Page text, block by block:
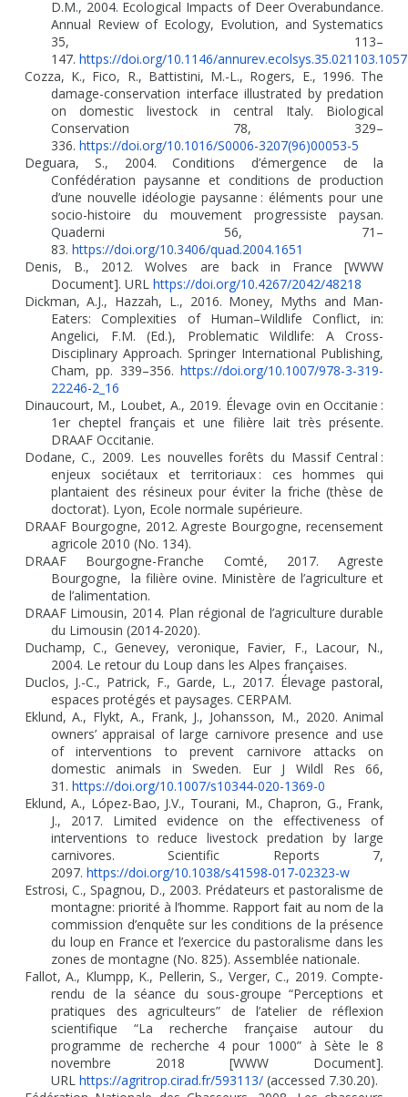
D.M., 2004. Ecological Impacts of Deer Overabundance.
Annual Review of Ecology, Evolution, and Systematics
35, 113–
147. https://doi.org/10.1146/
Cozza, K., Fico, R., Battistini, M.-L., Rogers, E., 1996. The
damage-conservation interface illustrated by predation
on domestic livestock in central Italy. Biological
Conservation 78, 329–
336. https://doi.org/10.1016/S0006-3207(96)00053-5
Deguara, S., 2004. Conditions d’émergence de la
Confédération paysanne et conditions de production
d’une nouvelle idéologie paysanne : éléments pour une
socio-histoire du mouvement progressiste paysan.
Quaderni 56, 71–
83. https://doi.org/10.3406/quad.2004.1651
Denis, B., 2012. Wolves are back in France [WWW
Document]. URL https://doi.org/10.4267/2042/48218
Dickman, A.J., Hazzah, L., 2016. Money, Myths and Man-
Eaters: Complexities of Human–Wildlife Conflict, in:
Angelici, F.M. (Ed.), Problematic Wildlife: A Cross-
Disciplinary Approach. Springer International Publishing,
Cham, pp. 339–356. https://doi.org/10.1007/978-3-319-
22246-2_16
Dinaucourt, M., Loubet, A., 2019. Élevage ovin en Occitanie :
1er cheptel français et une filière lait très présente.
DRAAF Occitanie.
Dodane, C., 2009. Les nouvelles forêts du Massif Central :
enjeux sociétaux et territoriaux : ces hommes qui
plantaient des résineux pour éviter la friche (thèse de
doctorat). Lyon, Ecole normale supérieure.
DRAAF Bourgogne, 2012. Agreste Bourgogne, recensement
agricole 2010 (No. 134).
DRAAF Bourgogne-Franche Comté, 2017. Agreste
Bourgogne, la filière ovine. Ministère de l’agriculture et
de l’alimentation.
DRAAF Limousin, 2014. Plan régional de l’agriculture durable
du Limousin (2014-2020).
Duchamp, C., Genevey, veronique, Favier, F., Lacour, N.,
2004. Le retour du Loup dans les Alpes françaises.
Duclos, J.-C., Patrick, F., Garde, L., 2017. Élevage pastoral,
espaces protégés et paysages. CERPAM.
Eklund, A., Flykt, A., Frank, J., Johansson, M., 2020. Animal
owners’ appraisal of large carnivore presence and use
of interventions to prevent carnivore attacks on
domestic animals in Sweden. Eur J Wildl Res 66,
31. https://doi.org/10.1007/s10344-020-1369-0
Eklund, A., López-Bao, J.V., Tourani, M., Chapron, G., Frank,
J., 2017. Limited evidence on the effectiveness of
interventions to reduce livestock predation by large
carnivores. Scientific Reports 7,
2097. https://doi.org/10.1038/s41598-017-02323-w
Estrosi, C., Spagnou, D., 2003. Prédateurs et pastoralisme de
montagne: priorité à l’homme. Rapport fait au nom de la
commission d’enquête sur les conditions de la présence
du loup en France et l’exercice du pastoralisme dans les
zones de montagne (No. 825). Assemblée nationale.
Fallot, A., Klumpp, K., Pellerin, S., Verger, C., 2019. Compte-
rendu de la séance du sous-groupe “Perceptions et
pratiques des agriculteurs” de l’atelier de réflexion
scientifique “La recherche française autour du
programme de recherche 4 pour 1000” à Sète le 8
novembre 2018 [WWW Document].
URL https://agritrop.cirad.fr/593113/(accessed 7.30.20).